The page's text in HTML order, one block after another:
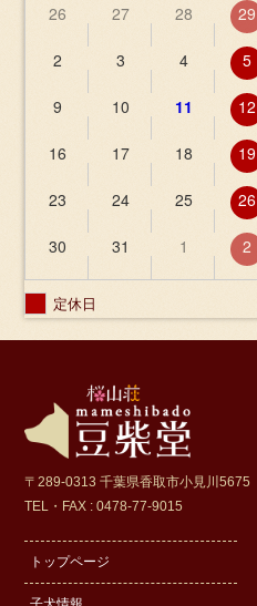
26 27 28 29
2 3 4 5
9 10 11 12
16 17 18 19
23 24 25 26
30 31 1 2
定休日
〒289-0313 千葉県香取市小見川5675
TEL・FAX : 0478-77-9015
トップページ